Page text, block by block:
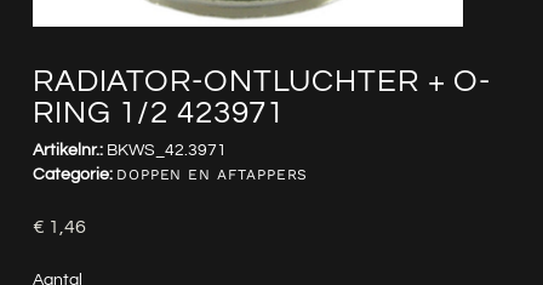
RADIATOR-ONTLUCHTER + O-
RING 1/2 423971
Artikelnr.: BKWS_42.3971
Categorie: DOPPEN EN AFTAPPERS
€ 1,46
Aantal